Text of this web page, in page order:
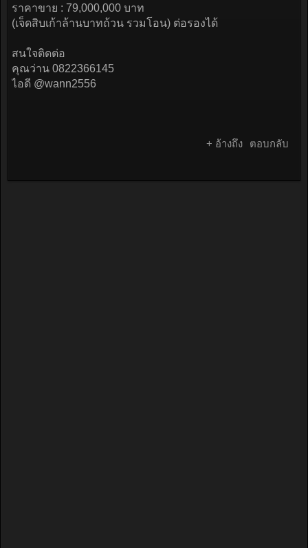
ราคาขาย : 79,000,000 บาท
(เจ็ดสิบเก้าล้านบาทถ้วน รวมโอน) ต่อรองได้
สนใจติดต่อ
คุณว่าน 0822366145
ไอดี @wann2556
+ อ้างถึง ตอบกลับ